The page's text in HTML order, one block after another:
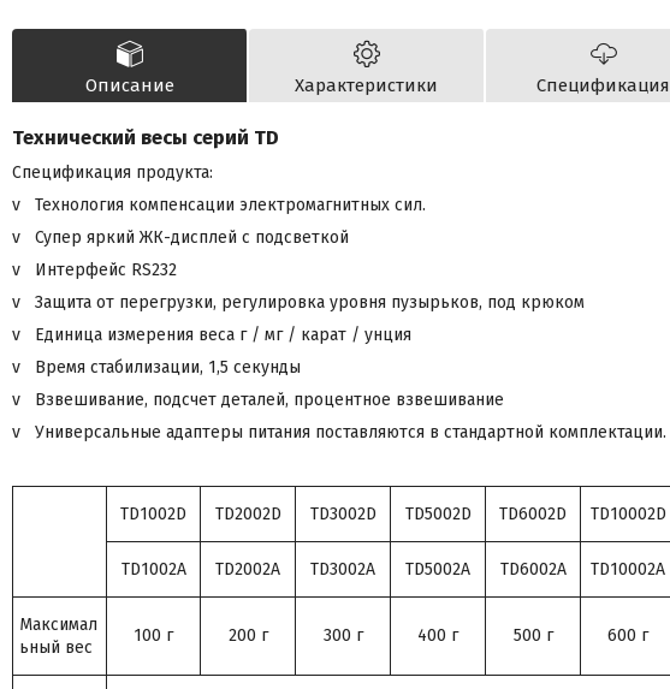
Описание Характеристики Спецификация
Технический весы серий TD
Спецификация продукта:
v Технология компенсации электромагнитных сил.
v Супер яркий ЖК-дисплей с подсветкой
v Интерфейс RS232
v Защита от перегрузки, регулировка уровня пузырьков, под крюком
v Единица измерения веса г / мг / карат / унция
v Время стабилизации, 1,5 секунды
v Взвешивание, подсчет деталей, процентное взвешивание
v Универсальные адаптеры питания поставляются в стандартной комплектации.
TD1002D TD2002D TD3002D TD5002D TD6002D TD10002D
TD1002A TD2002A TD3002A TD5002A TD6002A TD10002A
Максимал
ьный вес
100 г 200 г 300 г 400 г 500 г 600 г